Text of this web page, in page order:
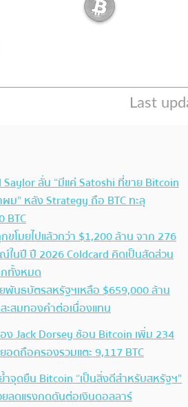
Saylor ลั่น “มีแค่ Satoshi ที่ขาย Bitcoin
ม” หลัง Strategy ถือ BTC ทะลุ
BTC
ขโมยไปแล้วกว่า $1,200 ล้าน จาก 276
ในปี ปี 2026 Coldcard คิดเป็นสัดส่วน
ทั้งหมด
พันธบัตรสหรัฐฯเหลือ $659,000 ล้าน
ะสมทองคำต่อเนื่องแทน
ง Jack Dorsey ช้อน Bitcoin เพิ่ม 234
อดถือครองรวมแตะ 9,117 BTC
ำจุดยืน Bitcoin “เป็นสิ่งดีสำหรับสหรัฐฯ”
ยลดแรงกดดันต่อเงินดอลลาร์